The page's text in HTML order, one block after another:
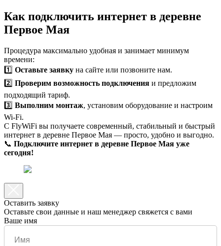
Как подключить интернет в деревне
Первое Мая
Процедура максимально удобная и занимает минимум
времени:
1️⃣ Оставьте заявку на сайте или позвоните нам.
2️⃣ Проверим возможность подключения и предложим
подходящий тариф.
3️⃣ Выполним монтаж, установим оборудование и настроим
Wi-Fi.
С FlyWiFi вы получаете современный, стабильный и быстрый
интернет в деревне Первое Мая — просто, удобно и выгодно.
📞 Подключите интернет в деревне Первое Мая уже
сегодня!
Оставить заявку
Оставьте свои данные и наш менеджер свяжется с вами
Ваше имя